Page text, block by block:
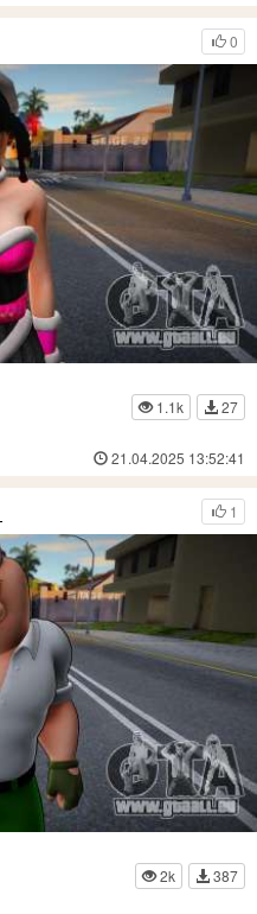
0
1.1k
27
21.04.2025 13:52:41
1
2k
387